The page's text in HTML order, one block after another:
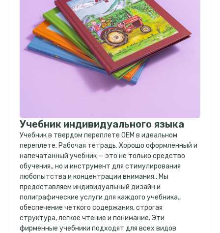
Учебник индивидуального языка
Учебник в твердом переплете OEM в идеальном
переплете. Рабочая тетрадь. Хорошо оформленный и
напечатанный учебник — это не только средство
обучения., но и инструмент для стимулирования
любопытства и концентрации внимания.. Мы
предоставляем индивидуальный дизайн и
полиграфические услуги для каждого учебника.,
обеспечение четкого содержания, строгая
структура, легкое чтение и понимание. Эти
фирменные учебники подходят для всех видов